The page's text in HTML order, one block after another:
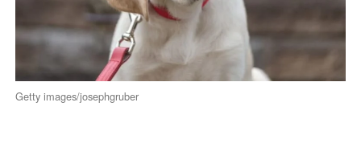
Getty images/josephgruber